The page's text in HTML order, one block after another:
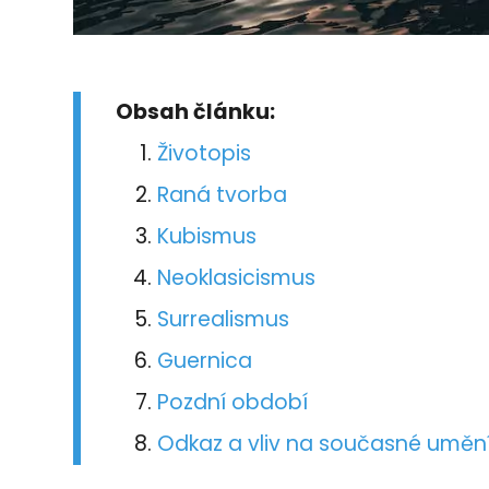
Obsah článku:
Životopis
Raná tvorba
Kubismus
Neoklasicismus
Surrealismus
Guernica
Pozdní období
Odkaz a vliv na současné